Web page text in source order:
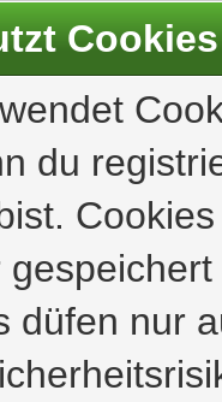
Cookies
du
düfen nur